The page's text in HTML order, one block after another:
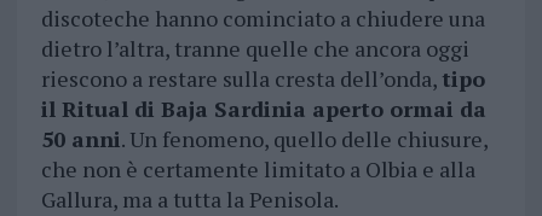
discoteche hanno cominciato a chiudere una
dietro l’altra, tranne quelle che ancora oggi
riescono a restare sulla cresta dell’onda, tipo
il Ritual di Baja Sardinia aperto ormai da
50 anni. Un fenomeno, quello delle chiusure,
che non è certamente limitato a Olbia e alla
Gallura, ma a tutta la Penisola.